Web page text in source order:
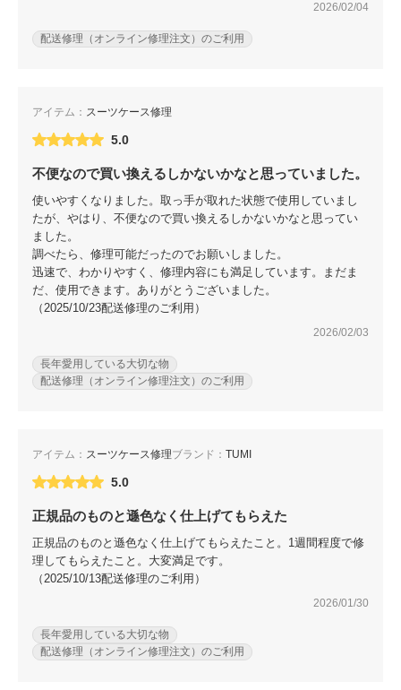
よくあるご質問
採用情報
CLOSE
2026/02/04
配送修理（オンライン修理注文）のご利用
アイテム： スーツケース修理
5.0
不便なので買い換えるしかないかなと思っていました。
使いやすくなりました。取っ手が取れた状態で使用していまし
たが、やはり、不便なので買い換えるしかないかなと思ってい
ました。
調べたら、修理可能だったのでお願いしました。
迅速で、わかりやすく、修理内容にも満足しています。まだま
だ、使用できます。ありがとうございました。
（2025/10/23配送修理のご利用）
2026/02/03
長年愛用している大切な物
配送修理（オンライン修理注文）のご利用
アイテム： スーツケース修理ブランド： TUMI
5.0
正規品のものと遜色なく仕上げてもらえた
正規品のものと遜色なく仕上げてもらえたこと。1週間程度で修
理してもらえたこと。大変満足です。
（2025/10/13配送修理のご利用）
2026/01/30
長年愛用している大切な物
配送修理（オンライン修理注文）のご利用